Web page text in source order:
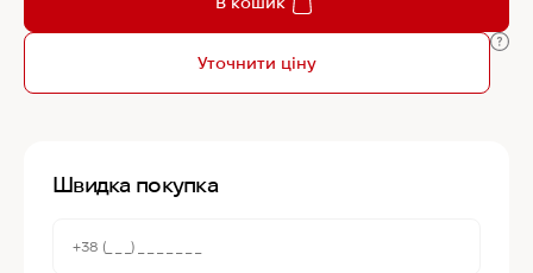
Уточнити ціну
Швидка покупка